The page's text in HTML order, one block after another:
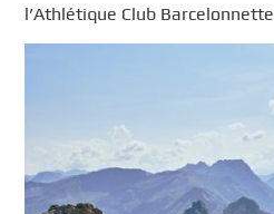
l’Athlétique Club